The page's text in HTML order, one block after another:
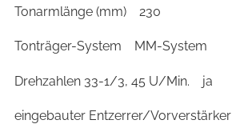
Tonarmlänge (mm) 230
Tonträger-System MM-System
Drehzahlen 33-1/3, 45 U/Min. ja
eingebauter Entzerrer/Vorverstärker